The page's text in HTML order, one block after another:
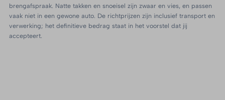
brengafspraak. Natte takken en snoeisel zijn zwaar en vies, en passen
vaak niet in een gewone auto. De richtprijzen zijn inclusief transport en
verwerking; het definitieve bedrag staat in het voorstel dat jij
accepteert.